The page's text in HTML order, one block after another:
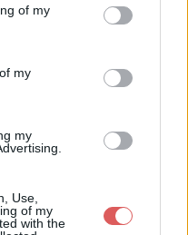
of my
my
my
Use,
of my
with the
sur le
sociaux:
PC2.jpg